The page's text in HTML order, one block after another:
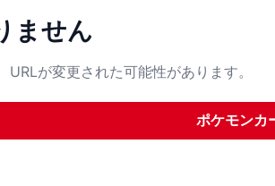
ません
が変更された可能性があります。
ポケモンカ